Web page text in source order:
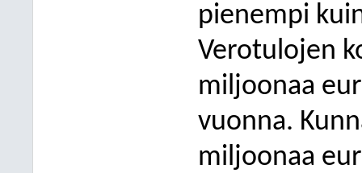
pienempi
Verotulojen
miljoonaa
vuonna.
miljoonaa